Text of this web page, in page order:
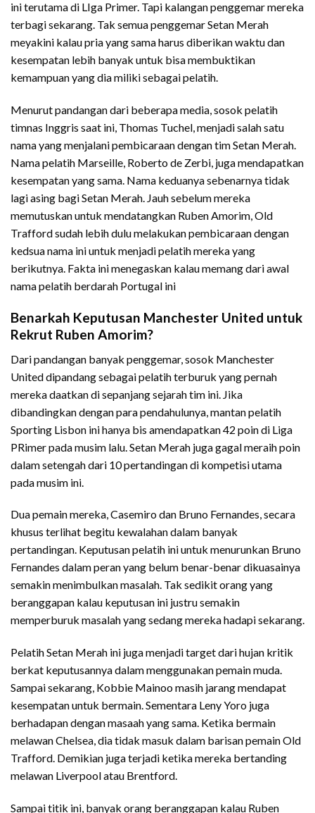
ini terutama di LIga Primer. Tapi kalangan penggemar mereka
terbagi sekarang. Tak semua penggemar Setan Merah
meyakini kalau pria yang sama harus diberikan waktu dan
kesempatan lebih banyak untuk bisa membuktikan
kemampuan yang dia miliki sebagai pelatih.
Menurut pandangan dari beberapa media, sosok pelatih
timnas Inggris saat ini, Thomas Tuchel, menjadi salah satu
nama yang menjalani pembicaraan dengan tim Setan Merah.
Nama pelatih Marseille, Roberto de Zerbi, juga mendapatkan
kesempatan yang sama. Nama keduanya sebenarnya tidak
lagi asing bagi Setan Merah. Jauh sebelum mereka
memutuskan untuk mendatangkan Ruben Amorim, Old
Trafford sudah lebih dulu melakukan pembicaraan dengan
kedsua nama ini untuk menjadi pelatih mereka yang
berikutnya. Fakta ini menegaskan kalau memang dari awal
nama pelatih berdarah Portugal ini
Benarkah Keputusan Manchester United untuk
Rekrut Ruben Amorim?
Dari pandangan banyak penggemar, sosok Manchester
United dipandang sebagai pelatih terburuk yang pernah
mereka daatkan di sepanjang sejarah tim ini. Jika
dibandingkan dengan para pendahulunya, mantan pelatih
Sporting Lisbon ini hanya bis amendapatkan 42 poin di Liga
PRimer pada musim lalu. Setan Merah juga gagal meraih poin
dalam setengah dari 10 pertandingan di kompetisi utama
pada musim ini.
Dua pemain mereka, Casemiro dan Bruno Fernandes, secara
khusus terlihat begitu kewalahan dalam banyak
pertandingan. Keputusan pelatih ini untuk menurunkan Bruno
Fernandes dalam peran yang belum benar-benar dikuasainya
semakin menimbulkan masalah. Tak sedikit orang yang
beranggapan kalau keputusan ini justru semakin
memperburuk masalah yang sedang mereka hadapi sekarang.
Pelatih Setan Merah ini juga menjadi target dari hujan kritik
berkat keputusannya dalam menggunakan pemain muda.
Sampai sekarang, Kobbie Mainoo masih jarang mendapat
kesempatan untuk bermain. Sementara Leny Yoro juga
berhadapan dengan masaah yang sama. Ketika bermain
melawan Chelsea, dia tidak masuk dalam barisan pemain Old
Trafford. Demikian juga terjadi ketika mereka bertanding
melawan Liverpool atau Brentford.
Sampai titik ini, banyak orang beranggapan kalau Ruben